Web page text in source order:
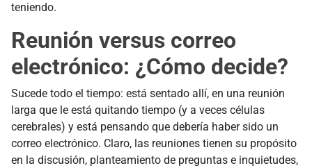
teniendo.
Reunión versus correo
electrónico: ¿Cómo decide?
Sucede todo el tiempo: está sentado allí, en una reunión
larga que le está quitando tiempo (y a veces células
cerebrales) y está pensando que debería haber sido un
correo electrónico. Claro, las reuniones tienen su propósito
en la discusión, planteamiento de preguntas e inquietudes,